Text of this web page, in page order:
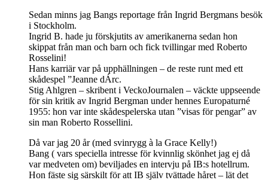
Sedan minns jag Bangs reportage från Ingrid Bergmans besök
i Stockholm.
Ingrid B. hade ju förskjutits av amerikanerna sedan hon
skippat från man och barn och fick tvillingar med Roberto
Rosselini!
Hans karriär var på upphällningen – de reste runt med ett
skådespel ”Jeanne dÁrc.
Stig Ahlgren – skribent i VeckoJournalen – väckte uppseende
för sin kritik av Ingrid Bergman under hennes Europaturné
1955: hon var inte skådespelerska utan ”visas för pengar” av
sin man Roberto Rossellini.
Då var jag 20 år (med svinrygg à la Grace Kelly!)
Bang ( vars speciella intresse för kvinnlig skönhet jag ej då
var medveten om) beviljades en intervju på IB:s hotellrum.
Hon fäste sig särskilt för att IB själv tvättade håret – lät det